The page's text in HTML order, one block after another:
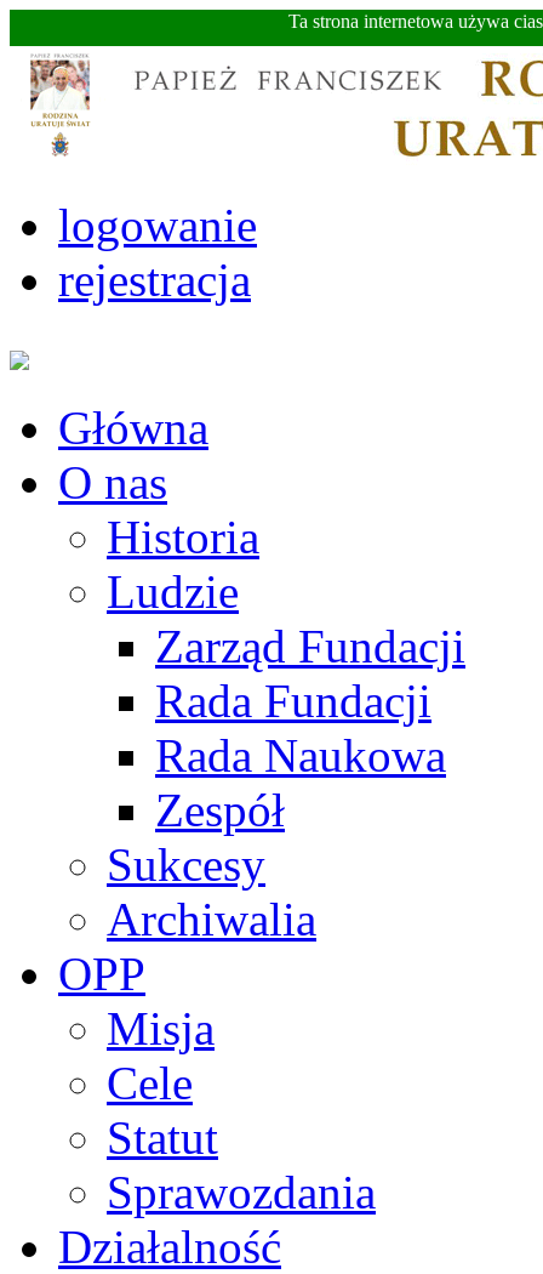
Ta strona internetowa używa
logowanie
rejestracja
Główna
O nas
Historia
Ludzie
Zarząd Fundacji
Rada Fundacji
Rada Naukowa
Zespół
Sukcesy
Archiwalia
OPP
Misja
Cele
Statut
Sprawozdania
Działalność